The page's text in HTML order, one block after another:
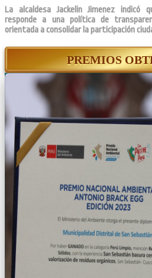
La alcaldesa Jackelin Jimenez indicó
responde a una política de
orientada a consolidar la participación
PREMIOS